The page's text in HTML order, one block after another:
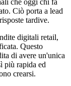
che oggi chi fa
Ciò porta a lead
tardive.
digitali retail,
Questo
di avere un'unica
più rapida ed
crearsi.